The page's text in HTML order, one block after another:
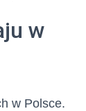
w
w Polsce.